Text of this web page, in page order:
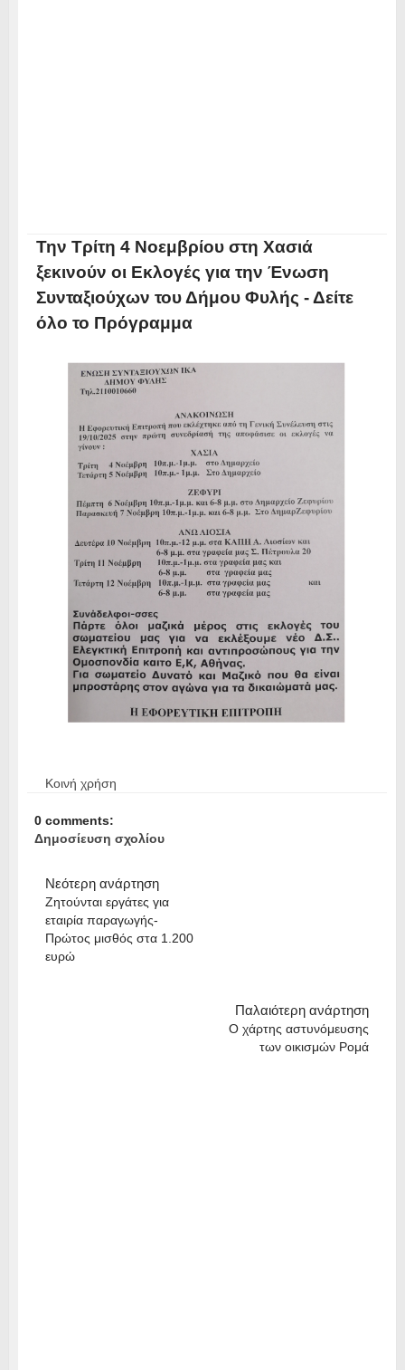
Την Τρίτη 4 Νοεμβρίου στη Χασιά
ξεκινούν οι Εκλογές για την Ένωση
Συνταξιούχων του Δήμου Φυλής - Δείτε
όλο το Πρόγραμμα
Κοινή χρήση
0 comments:
Δημοσίευση σχολίου
Νεότερη ανάρτηση
Ζητούνται εργάτες για
εταιρία παραγωγής-
Πρώτος μισθός στα 1.200
ευρώ
Παλαιότερη ανάρτηση
Ο χάρτης αστυνόμευσης
των οικισμών Ρομά